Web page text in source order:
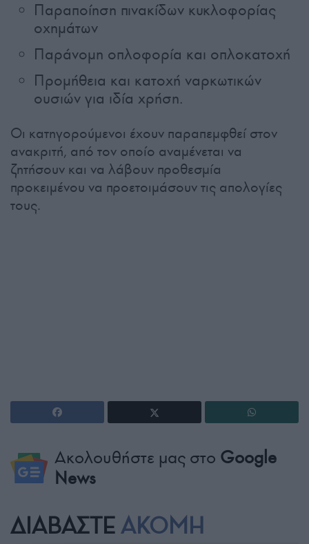
Παραποίηση πινακίδων κυκλοφορίας
οχημάτων
Παράνομη οπλοφορία και οπλοκατοχή
Προμήθεια και κατοχή ναρκωτικών
ουσιών για ιδία χρήση.
Οι κατηγορούμενοι έχουν παραπεμφθεί στον
ανακριτή, από τον οποίο αναμένεται να
ζητήσουν και να λάβουν προθεσμία
προκειμένου να προετοιμάσουν τις απολογίες
τους.
Ακολουθήστε μας στο Google
News
ΔΙΑΒΑΣΤΕ ΑΚΟΜΗ